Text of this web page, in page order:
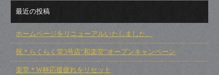
最近の投稿
ホームページをリニューアルいたしました。
祝＊らくらく堂3号店“和楽堂”オープンキャンペーン
楽堂＊W杯応援疲れをリセット